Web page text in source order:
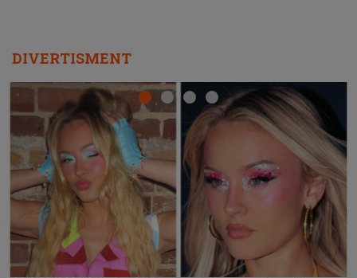
DIVERTISMENT